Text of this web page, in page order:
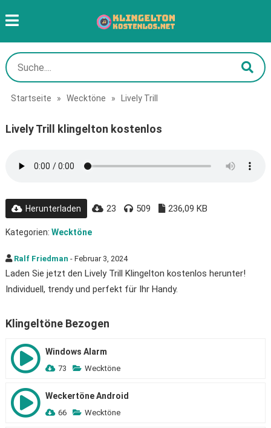
Startseite » Wecktöne » Lively Trill
Lively Trill klingelton kostenlos
Herunterladen 23 509 236,09 KB
Kategorien: Wecktöne
Ralf Friedman - Februar 3, 2024
Laden Sie jetzt den Lively Trill Klingelton kostenlos herunter!
Individuell, trendy und perfekt für Ihr Handy.
Klingeltöne Bezogen
Windows Alarm
73 Wecktöne
Weckertöne Android
66 Wecktöne